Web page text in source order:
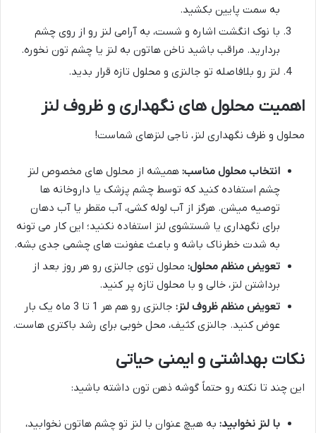
به سمت پایین بکشید.
با نوک انگشت اشاره و شست، به آرامی لنز رو از روی چشم
بردارید. مراقب باشید ناخن هاتون به لنز یا چشم تون نخوره.
لنز رو بلافاصله تو جالنزی و محلول تازه قرار بدید.
اهمیت محلول های نگهداری و ظروف لنز
محلول و ظرف نگهداری لنز، ناجی لنزهای شماست!
انتخاب محلول مناسب: همیشه از محلول های مخصوص لنز
چشم استفاده کنید که توسط چشم پزشک یا داروخانه ها
توصیه میشن. هرگز از آب لوله کشی، آب مقطر یا آب دهان
برای نگهداری یا شستشوی لنز استفاده نکنید؛ این کار می تونه
به شدت خطرناک باشه و باعث عفونت های چشمی جدی بشه.
تعویض منظم محلول: محلول توی جالنزی رو هر روز بعد از
برداشتن لنز، خالی و با محلول تازه پر کنید.
تعویض منظم ظروف لنز:
جالنزی رو هم هر 1 تا 3 ماه یک بار
عوض کنید. جالنزی کثیف، محل خوبی برای رشد باکتری هاست.
نکات بهداشتی و ایمنی حیاتی
این چند تا نکته رو حتماً گوشه ذهن تون داشته باشید:
با لنز نخوابید: به هیچ عنوان با لنز تو چشم هاتون نخوابید،